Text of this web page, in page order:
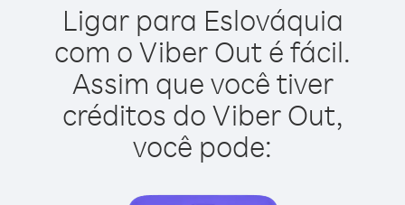
Ligar para Eslováquia
com o Viber Out é fácil.
Assim que você tiver
créditos do Viber Out,
você pode: